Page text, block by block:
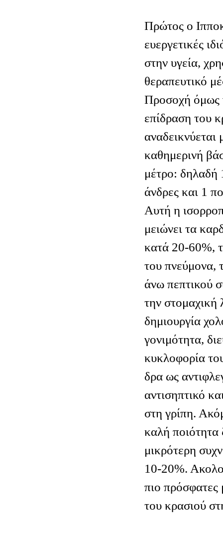
Πρώτος ο
ευεργετικές
στην υγεία,
θεραπευτικό
Προσοχή όμως
επίδραση του
αναδεικνύεται
καθημερινή
μέτρο: δηλαδή
άνδρες και 1
Αυτή η
μειώνει τα
κατά 20-60%,
του πνεύμονα,
άνω πεπτικού
την στομαχική
δημιουργία
γονιμότητα,
κυκλοφορία
δρα ως
αντισηπτικό
στη γρίπη.
καλή ποιότητα
μικρότερη
10-20%.
πιο πρόσφατες
του κρασιού